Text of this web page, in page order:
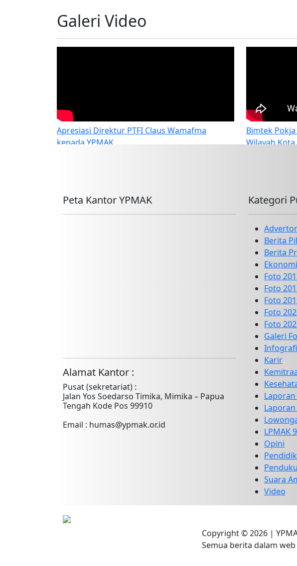
Galeri Video
Apresiasi Direktur PTFI Claus Wamafma
kepada YPMAK
Bimtek
Wilayah Kota
Peta Kantor YPMAK
Alamat Kantor :
Pusat (sekretariat) :
Jalan Yos Soedarso Timika, Mimika – Papua
Tengah Kode Pos 99910
Email : humas@ypmak.or.id
Kategori
Berita
Berita
Ekonomi
Foto
Foto
Foto
Foto
Foto
Galeri
Karir
LPMAK
Opini
Suara
Video
Copyright © 2026 |
Semua berita dalam